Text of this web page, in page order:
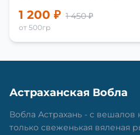
1 200 ₽ 1 450 ₽
от 500гр
Астраханская Вобла
Вобла Астрахань - с вешалов
только свеженькая вяленая